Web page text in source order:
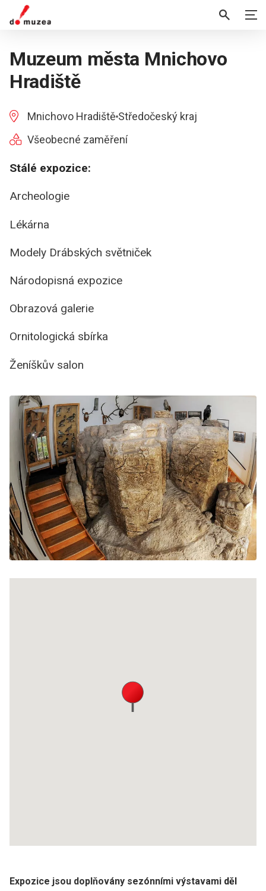
Muzeum města Mnichovo
Hradiště
Mnichovo Hradiště Středočeský kraj
Všeobecné zaměření
Stálé expozice:
Archeologie
Lékárna
Modely Drábských světniček
Národopisná expozice
Obrazová galerie
Ornitologická sbírka
Ženíškův salon
Expozice jsou doplňovány sezónními výstavami děl